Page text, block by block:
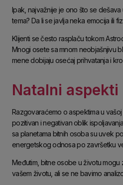
Ipak, najvažnije je ono što se dešava
tema? Da li se javlja neka emocija ili
Klijenti se često rasplaču tokom
Mnogi osete sa mnom neobjašnjivu
mene dobijaju osećaj prihvatanja i
Natalni aspekti
Razgovaraćemo o aspektima u vašoj
pozitivan i negativan oblik
sa planetama bitnih osoba su uvek
energetskog odnosa po završetku
Međutim, bitne osobe u životu mogu
vašem životu, ali se ne bavimo